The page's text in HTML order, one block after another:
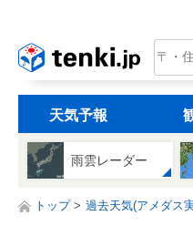
天気予報
雨雲レーダー
トップ 過去天気(アメダス